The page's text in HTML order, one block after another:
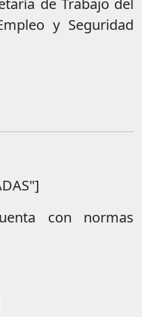
y Seguridad
con normas